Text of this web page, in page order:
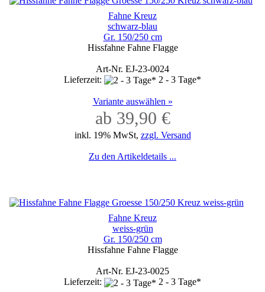
Fahne Kreuz
schwarz-blau
Gr. 150/250 cm
Hissfahne Fahne Flagge
Art-Nr. EJ-23-0024
Lieferzeit:
2 - 3 Tage*
Variante auswählen »
ab 39,90 €
inkl. 19% MwSt, zzgl. Versand
Zu den Artikeldetails ...
Fahne Kreuz
weiss-grün
Gr. 150/250 cm
Hissfahne Fahne Flagge
Art-Nr. EJ-23-0025
Lieferzeit:
2 - 3 Tage*